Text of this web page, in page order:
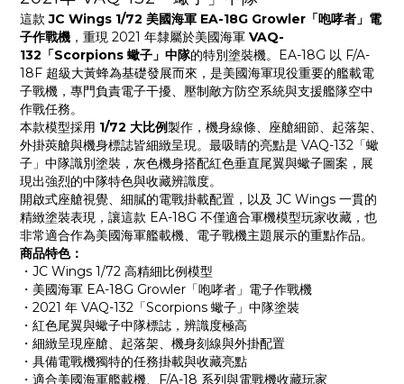
這款JC Wings 1/72 美國海軍 EA-18G Growler「咆哮者」電
子作戰機 ，重現 2021 年隸屬於美國海軍 VAQ-
132「Scorpions 蠍子」中隊的特別塗裝機。EA-18G 以 F/A-
18F 超級大黃蜂為基礎發展而來，是美國海軍現役重要的艦載電
子戰機，專門負責電子干擾、壓制敵方防空系統與支援艦隊空中
作戰任務。
本款模型採用 1/72 大比例製作，機身線條、座艙細節、起落架、
外掛莢艙與機身標誌皆細緻呈現。最吸睛的亮點是 VAQ-132「蠍
子」中隊識別塗裝，灰色機身搭配紅色垂直尾翼與蠍子圖案，展
現出強烈的中隊特色與收藏辨識度。
開啟式座艙視覺、細膩的電戰掛載配置，以及 JC Wings 一貫的
精緻塗裝表現，讓這款 EA-18G 不僅適合軍機模型玩家收藏，也
非常適合作為美國海軍艦載機、電子戰機主題展示的重點作品。
商品特色：
・JC Wings 1/72 高精細比例模型
・美國海軍 EA-18G Growler「咆哮者」電子作戰機
・2021 年 VAQ-132「Scorpions 蠍子」中隊塗裝
・紅色尾翼與蠍子中隊標誌，辨識度極高
・細緻呈現座艙、起落架、機身刻線與外掛配置
・具備電戰機獨特的任務掛載與收藏亮點
・適合美國海軍艦載機、F/A-18 系列與電戰機收藏玩家